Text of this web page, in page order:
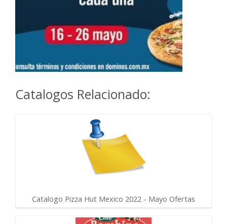
Catalogos Relacionado:
Catalogo Pizza Hut Mexico 2022 - Mayo Ofertas